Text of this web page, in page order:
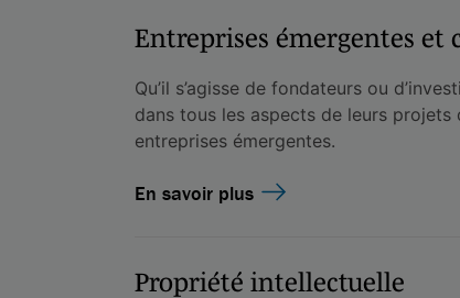
Entreprises émergentes et
Qu’il s’agisse de fondateurs ou
dans tous les aspects de leurs projets
entreprises émergentes.
En savoir plus
Propriété intellectuelle